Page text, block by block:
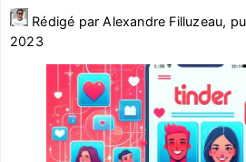
Rédigé par Alexandre Filluzeau,
2023